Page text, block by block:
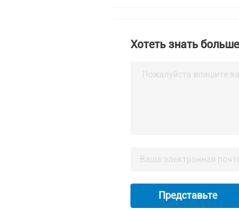
Хотеть знать
Пожалуйста впишите
Представьте